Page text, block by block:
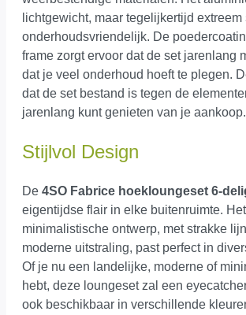
lichtgewicht, maar tegelijkertijd extreem
onderhoudsvriendelijk. De
frame zorgt ervoor dat de set jarenlang
dat je veel onderhoud hoeft te plegen.
dat de set bestand is tegen de
jarenlang kunt genieten van je aankoop.
Stijlvol Design
De 4SO Fabrice hoekloungeset 6-
eigentijdse flair in elke buitenruimte. Het
minimalistische ontwerp, met strakke
moderne uitstraling, past perfect in
Of je nu een landelijke, moderne of
hebt, deze loungeset zal een
ook beschikbaar in verschillende